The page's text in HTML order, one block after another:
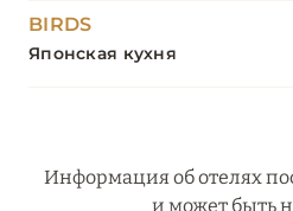
BIRDS
Японская кухня
Информация об отелях
и может быть